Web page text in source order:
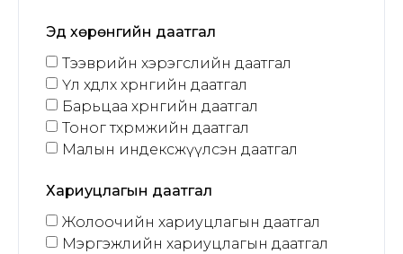
Эд хөрөнгийн даатгал
Тээврийн хэрэгслийн даатгал
Үл хөдлөх хөрөнгийн даатгал
Барьцаа хөрөнгийн даатгал
Тоног төхөөрөмжийн даатгал
Малын индексжүүлсэн даатгал
Хариуцлагын даатгал
Жолоочийн хариуцлагын даатгал
Мэргэжлийн хариуцлагын даатгал